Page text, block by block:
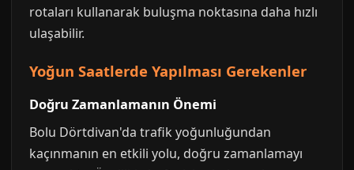
rotaları kullanarak buluşma noktasına daha hızlı
ulaşabilir.
Yoğun Saatlerde Yapılması Gerekenler
Doğru Zamanlamanın Önemi
Bolu Dörtdivan'da trafik yoğunluğundan
kaçınmanın en etkili yolu, doğru zamanlamayı